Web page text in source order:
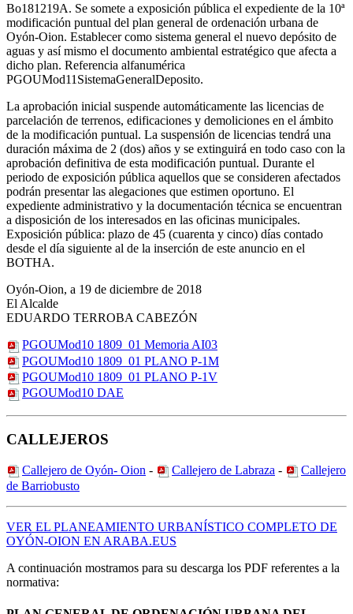
Bo181219A. Se somete a exposición pública el expediente de la 10ª
modificación puntual del plan general de ordenación urbana de
Oyón-Oion. Establecer como sistema general el nuevo depósito de
aguas y así mismo el documento ambiental estratégico que afecta a
dicho plan. Referencia alfanumérica
PGOUMod11SistemaGeneralDeposito.
La aprobación inicial suspende automáticamente las licencias de
parcelación de terrenos, edificaciones y demoliciones en el ámbito
de la modificación puntual. La suspensión de licencias tendrá una
duración máxima de 2 (dos) años y se extinguirá en todo caso con la
aprobación definitiva de esta modificación puntual. Durante el
periodo de exposición pública aquellos que se consideren afectados
podrán presentar las alegaciones que estimen oportuno. El
expediente administrativo y la documentación técnica se encuentran
a disposición de los interesados en las oficinas municipales.
Exposición pública: plazo de 45 (cuarenta y cinco) días contado
desde el día siguiente al de la inserción de este anuncio en el
BOTHA.
Oyón-Oion, a 19 de diciembre de 2018
El Alcalde
EDUARDO TERROBA CABEZÓN
PGOUMod10 1809_01 Memoria AI03
PGOUMod10 1809_01 PLANO P-1M
PGOUMod10 1809_01 PLANO P-1V
PGOUMod10 DAE
CALLEJEROS
Callejero de Oyón- Oion - Callejero de Labraza -
Callejero
de Barriobusto
VER EL PLANEAMIENTO URBANÍSTICO COMPLETO DE
OYÓN-OION EN ARABA.EUS
A continuación mostramos para su descarga los PDF referentes a la
normativa: